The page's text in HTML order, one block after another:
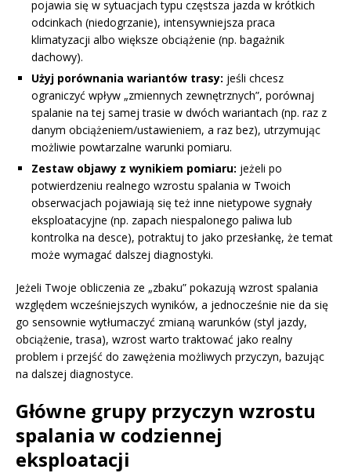
pojawia się w sytuacjach typu częstsza jazda w krótkich
odcinkach (niedogrzanie), intensywniejsza praca
klimatyzacji albo większe obciążenie (np. bagażnik
dachowy).
Użyj porównania wariantów trasy: jeśli chcesz
ograniczyć wpływ „zmiennych zewnętrznych”, porównaj
spalanie na tej samej trasie w dwóch wariantach (np. raz z
danym obciążeniem/ustawieniem, a raz bez), utrzymując
możliwie powtarzalne warunki pomiaru.
Zestaw objawy z wynikiem pomiaru: jeżeli po
potwierdzeniu realnego wzrostu spalania w Twoich
obserwacjach pojawiają się też inne nietypowe sygnały
eksploatacyjne (np. zapach niespalonego paliwa lub
kontrolka na desce), potraktuj to jako przesłankę, że temat
może wymagać dalszej diagnostyki.
Jeżeli Twoje obliczenia ze „zbaku” pokazują wzrost spalania
względem wcześniejszych wyników, a jednocześnie nie da się
go sensownie wytłumaczyć zmianą warunków (styl jazdy,
obciążenie, trasa), wzrost warto traktować jako realny
problem i przejść do zawężenia możliwych przyczyn, bazując
na dalszej diagnostyce.
Główne grupy przyczyn wzrostu
spalania w codziennej
eksploatacji